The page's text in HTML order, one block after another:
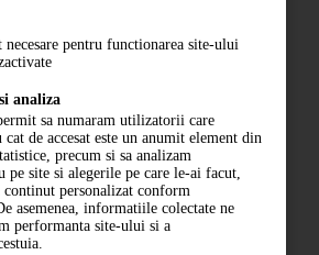
Termeni si conditii
de confidentialitate
ANPC
necesare pentru functionarea site-ului
analiza
sa numaram utilizatorii care
de accesat este un anumit element din
precum si sa analizam
pe site si alegerile pe care le-ai facut,
personalizat conform
asemenea, informatiile colectate ne
performanta site-ului si a